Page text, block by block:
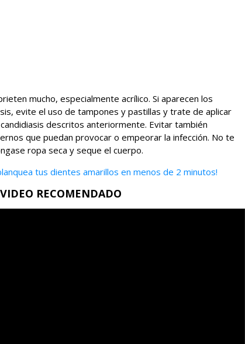
mucho, especialmente acrílico. Si aparecen los
evite el uso de tampones y pastillas y trate de aplicar
descritos anteriormente. Evitar también
que puedan provocar o empeorar la infección. No te
ropa seca y seque el cuerpo.
tus dientes amarillos en menos de 2 minutos!
VIDEO RECOMENDADO